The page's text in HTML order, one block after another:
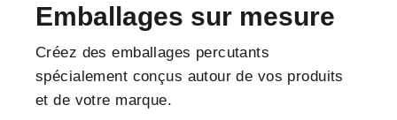
Emballages sur mesure
Créez des emballages percutants
spécialement conçus autour de vos produits
et de votre marque.